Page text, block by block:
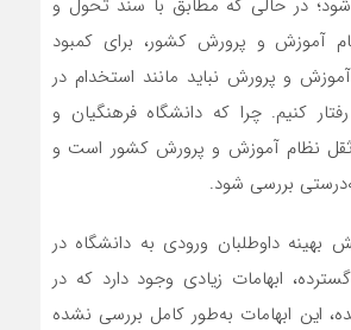
در حالی که مطابق با سند تحول و
آموزش و پرورش کشور، برای کمبود
و پرورش نباید مانند استخدام در
کنیم. چرا که دانشگاه فرهنگیان و
ثقل نظام آموزش و پرورش کشور است و
بررسی شود.
بهینه داوطلبان ورودی به دانشگاه در
ابهامات زیادی وجود دارد که در
این ابهامات به‌طور کامل بررسی نشده